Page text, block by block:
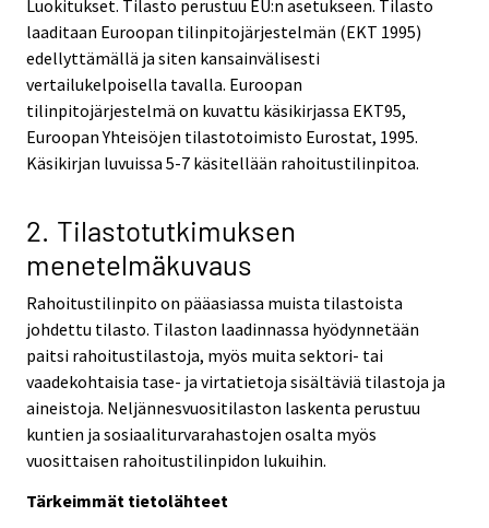
Luokitukset. Tilasto perustuu EU:n asetukseen. Tilasto
laaditaan Euroopan tilinpitojärjestelmän (EKT 1995)
edellyttämällä ja siten kansainvälisesti
vertailukelpoisella tavalla. Euroopan
tilinpitojärjestelmä on kuvattu käsikirjassa EKT95,
Euroopan Yhteisöjen tilastotoimisto Eurostat, 1995.
Käsikirjan luvuissa 5-7 käsitellään rahoitustilinpitoa.
2. Tilastotutkimuksen
menetelmäkuvaus
Rahoitustilinpito on pääasiassa muista tilastoista
johdettu tilasto. Tilaston laadinnassa hyödynnetään
paitsi rahoitustilastoja, myös muita sektori- tai
vaadekohtaisia tase- ja virtatietoja sisältäviä tilastoja ja
aineistoja. Neljännesvuositilaston laskenta perustuu
kuntien ja sosiaaliturvarahastojen osalta myös
vuosittaisen rahoitustilinpidon lukuihin.
Tärkeimmät tietolähteet